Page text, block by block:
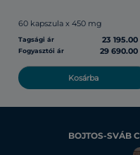
60 kapszula x 450 mg
Tagsági ár 23
Fogyasztói ár 29 690.00
Kosárba
BOJTOS-SVÁB